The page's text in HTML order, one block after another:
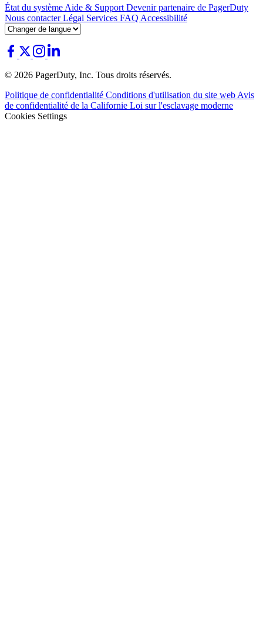
État du système Aide & Support Devenir partenaire de PagerDuty
Nous contacterLégal Services FAQ Accessibilité
© 2026 PagerDuty, Inc. Tous droits réservés.
Politique de confidentialité Conditions d'utilisation du site web Avis
de confidentialité de la Californie Loi sur l'esclavage moderne
Cookies Settings